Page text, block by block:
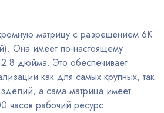
матрицу с разрешением 6K
Она имеет по-настоящему
дюйма. Это обеспечивает
как для самых крупных, так
а сама матрица имеет
часов рабочий ресурс.